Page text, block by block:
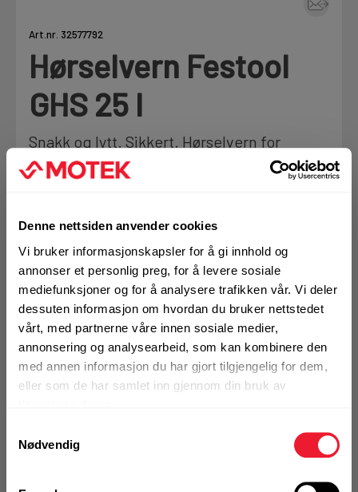
Denne nettsiden anvender cookies
Vi bruker informasjonskapsler for å gi innhold og
annonser et personlig preg, for å levere sosiale
mediefunksjoner og for å analysere trafikken vår. Vi deler
dessuten informasjon om hvordan du bruker nettstedet
vårt, med partnerne våre innen sosiale medier,
annonsering og analysearbeid, som kan kombinere den
med annen informasjon du har gjort tilgjengelig for dem,
eller som de har samlet inn gjennom din bruk av
Nødvendig
Fag
Motek
Finn butikk
Kontakt og åpningstider
Kontakt
Fra rådgivning til sporing av ordre
Kampanjer
Siste nytt om dine favorittprodukter
LOGG UT
Art.nr. 32577792
Hørselvern Festool
GHS 25 I
Snakk og lytt. Sikkert. Hørselvern for
profesjonelle
BRUKSOMRÅDER
Den perfekte følgesvennen på byggeplassen, på
verkstedet og på fritiden
Beskytter ørene mot skadelig støy
Multifunksjonelt, profesjonelt hørselvern (EN352),
også for å lytte til musikk og telefonsamtaler
Tekniske data:
1 Stk